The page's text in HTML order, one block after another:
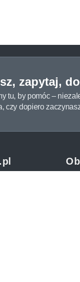
zapytaj,
tu, by pomóc –
czy dopiero